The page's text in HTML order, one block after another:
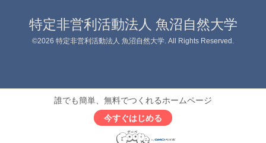
特定非営利活動法人 魚沼自然大学
©2026 特定非営利活動法人 魚沼自然大学. All Rights Reserved.
誰でも簡単、無料でつくれるホームページ
今すぐはじめる